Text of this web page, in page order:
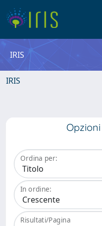
IRIS
IRIS
Opzioni
Ordina per:
In ordine:
Risultati/Pagina